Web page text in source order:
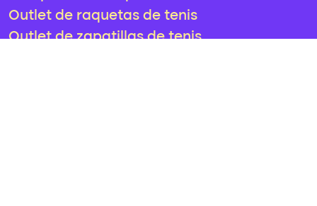
Outlet de raquetas de tenis
Outlet de zapatillas de tenis